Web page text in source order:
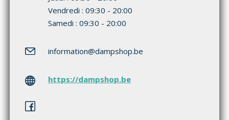
Vendredi : 09:30 - 20:00
Samedi : 09:30 - 20:00
information@dampshop.be
https://dampshop.be